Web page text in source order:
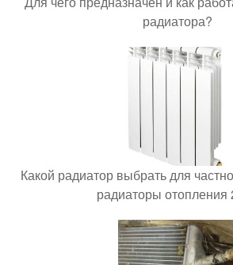
радиатора?
Какой радиатор выбрать для
радиаторы отопления